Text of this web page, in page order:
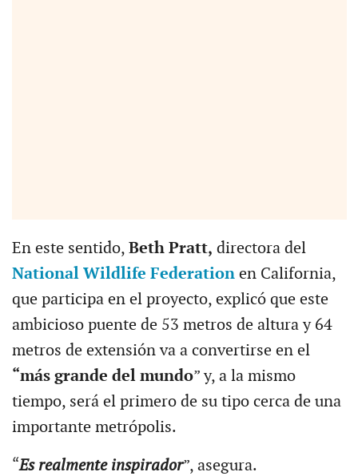
En este sentido, Beth Pratt, directora del
National Wildlife Federationen California,
que participa en el proyecto, explicó que este
ambicioso puente de 53 metros de altura y 64
metros de extensión va a convertirse en el
“más grande del mundo” y, a la mismo
tiempo, será el primero de su tipo cerca de una
importante metrópolis.
“Es realmente inspirador”, asegura.